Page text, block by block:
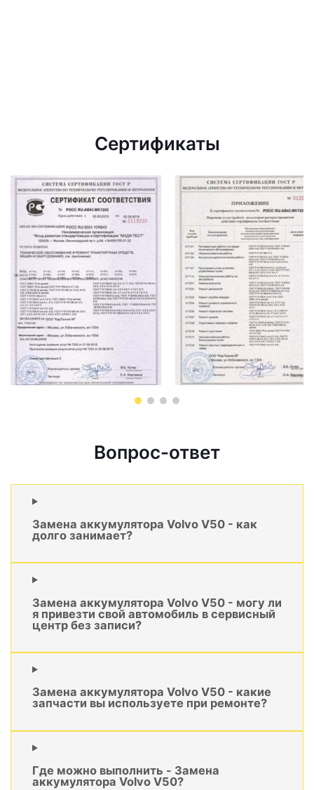
Сертификаты
Вопрос-ответ
Замена аккумулятора Volvo V50 - как
долго занимает?
Замена аккумулятора Volvo V50 - могу ли
я привезти свой автомобиль в сервисный
центр без записи?
Замена аккумулятора Volvo V50 - какие
запчасти вы используете при ремонте?
Где можно выполнить - Замена
аккумулятора Volvo V50?